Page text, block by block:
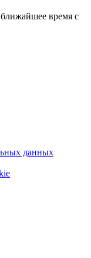
время с
данных